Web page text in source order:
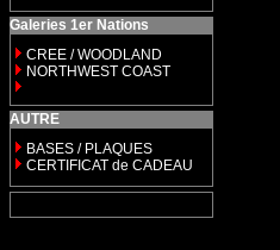
Galeries 1er Nations
CREE / WOODLAND
NORTHWEST COAST
AUTRE
BASES / PLAQUES
CERTIFICAT de CADEAU